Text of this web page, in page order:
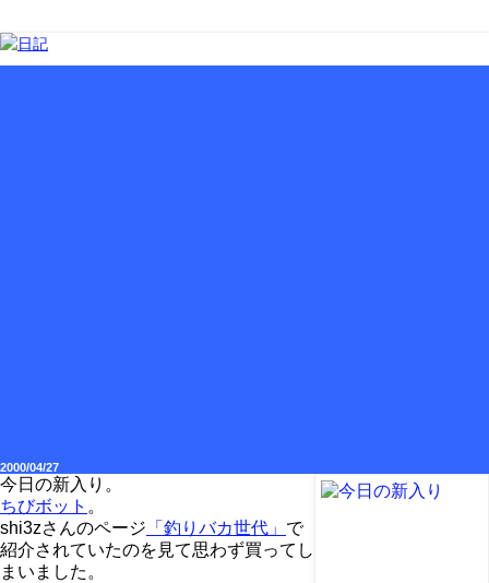
2000/04/27
今日の新入り。
ちびボット 。
shi3zさんのページ 「釣りバカ世代」 で
紹介されていたのを見て思わず買ってし
まいました。